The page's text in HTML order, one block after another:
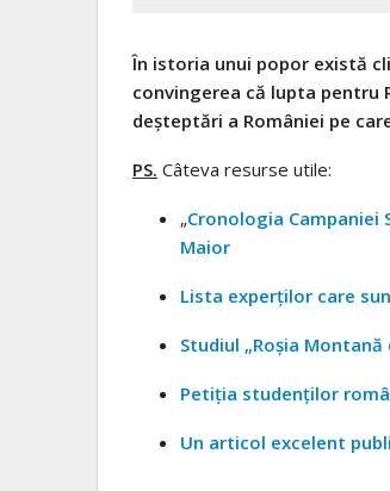
În istoria unui popor există
convingerea că lupta pentru
deşteptări a României pe
PS. Câteva resurse utile:
„Cronologia Campaniei
Maior
Lista experţilor care
Studiul „Roşia Montană
Petiţia studenţilor
Un articol excelent